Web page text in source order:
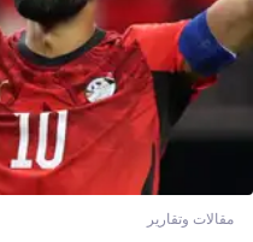
مقالات وتقارير